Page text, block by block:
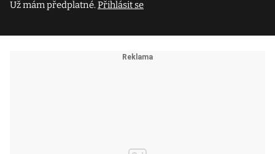
Už mám předplatné.Přihlásit se